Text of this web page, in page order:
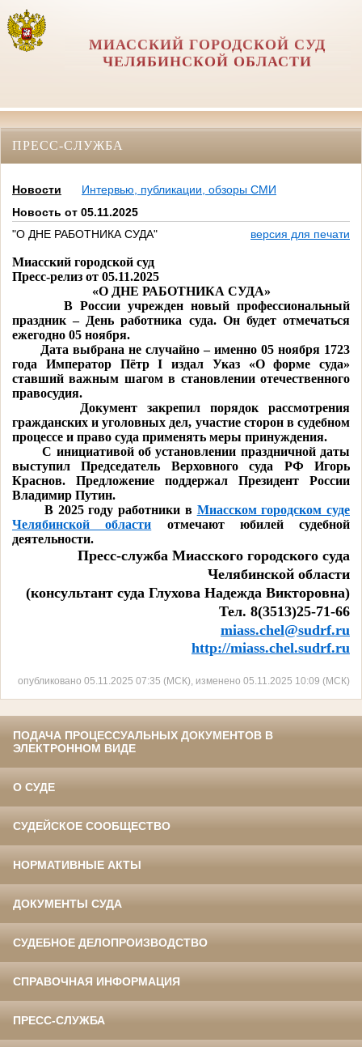
МИАССКИЙ ГОРОДСКОЙ СУД
ЧЕЛЯБИНСКОЙ ОБЛАСТИ
ПРЕСС-СЛУЖБА
Новости
Интервью, публикации, обзоры СМИ
Новость от 05.11.2025
"О ДНЕ РАБОТНИКА СУДА"
версия для печати
Миасский городской суд
Пресс-релиз от 05.11.2025
«О ДНЕ РАБОТНИКА СУДА»
В России учрежден новый профессиональный
праздник – День работника суда. Он будет отмечаться
ежегодно 05 ноября.
Дата выбрана не случайно – именно 05 ноября 1723
года Император ПётрI издал Указ «О форме суда»
ставший важным шагом в становлении отечественного
правосудия.
Документ закрепил порядок рассмотрения
гражданских и уголовных дел, участие сторон в судебном
процессе и право суда применять меры принуждения.
С инициативой об установлении праздничной даты
выступил Председатель Верховного суда РФ Игорь
Краснов. Предложение поддержал Президент России
Владимир Путин.
В 2025 году работники в Миасском городском суде
Челябинской области
отмечают юбилей судебной
деятельности.
Пресс-служба Миасского городского суда
Челябинской области
(консультант суда Глухова Надежда Викторовна)
Тел. 8(3513)25-71-66
miass.chel@sudrf.ru
http://miass.chel.sudrf.ru
опубликовано 05.11.2025 07:35 (МСК), изменено 05.11.2025 10:09 (МСК)
ПОДАЧА ПРОЦЕССУАЛЬНЫХ ДОКУМЕНТОВ В
ЭЛЕКТРОННОМ ВИДЕ
О СУДЕ
СУДЕЙСКОЕ СООБЩЕСТВО
НОРМАТИВНЫЕ АКТЫ
ДОКУМЕНТЫ СУДА
СУДЕБНОЕ ДЕЛОПРОИЗВОДСТВО
СПРАВОЧНАЯ ИНФОРМАЦИЯ
ПРЕСС-СЛУЖБА